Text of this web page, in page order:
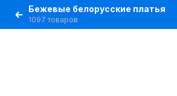
Бежевые белорусские платья
1097 товаров